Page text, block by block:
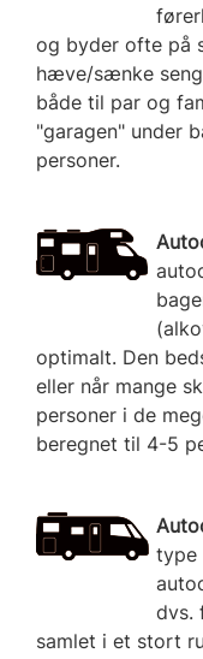
og byder ofte på
hæve/sænke
både til par og
"garagen" under
personer.
optimalt. Den
eller når mange
personer i de
beregnet til 4-5
type
dvs.
samlet i et stort